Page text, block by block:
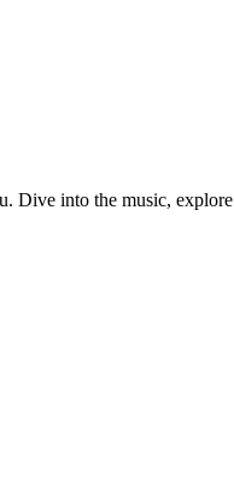
Dive into the music,